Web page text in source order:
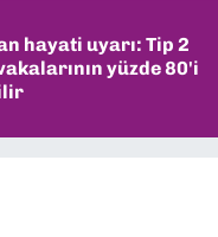
hayati uyarı: Tip 2
yüzde 80'i